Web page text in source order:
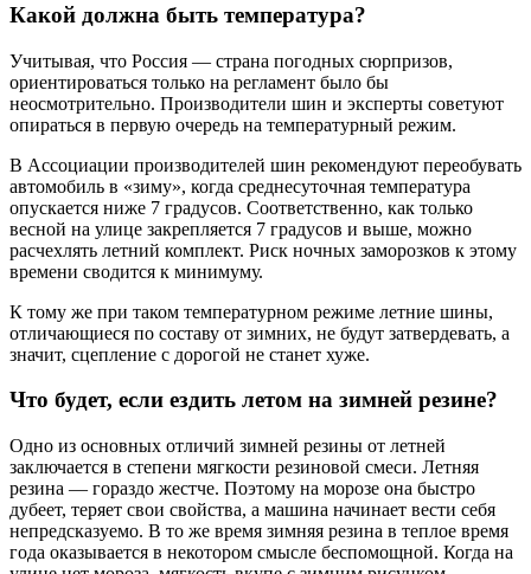
Какой должна быть температура?
Учитывая, что Россия — страна погодных сюрпризов,
ориентироваться только на регламент было бы
неосмотрительно. Производители шин и эксперты советуют
опираться в первую очередь на температурный режим.
В Ассоциации производителей шин рекомендуют переобувать
автомобиль в «зиму», когда среднесуточная температура
опускается ниже 7 градусов. Соответственно, как только
весной на улице закрепляется 7 градусов и выше, можно
расчехлять летний комплект. Риск ночных заморозков к этому
времени сводится к минимуму.
К тому же при таком температурном режиме летние шины,
отличающиеся по составу от зимних, не будут затвердевать, а
значит, сцепление с дорогой не станет хуже.
Что будет, если ездить летом на зимней резине?
Одно из основных отличий зимней резины от летней
заключается в степени мягкости резиновой смеси. Летняя
резина — гораздо жестче. Поэтому на морозе она быстро
дубеет, теряет свои свойства, а машина начинает вести себя
непредсказуемо. В то же время зимняя резина в теплое время
года оказывается в некотором смысле беспомощной. Когда на